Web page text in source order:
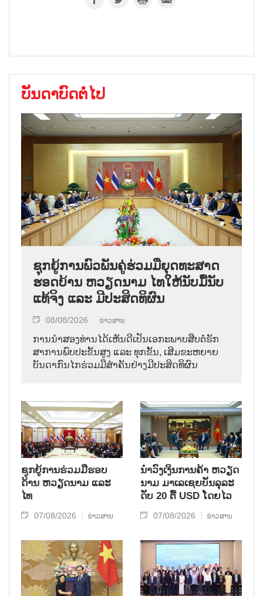
ບັນດາບົດຕໍ່ໄປ
ຊຸກ​ຍູ້​ການ​ພົວ​ພັນ​ຄູ່​ຮ່ວມ​ມື​ຍຸດ​ທະ​ສາດ​
ຮອດ​ບ້ານ ຫວຽດ​ນາມ ໄທ​ໃຫ້​ນັບ​ມື້​ນັບ​
ແທ້​ຈິງ ແລະ ມີ​ປະ​ສິດ​ທິ​ຜົນ
08/08/2026 ຂ່າວສານ
ການ​ນຳ​ສອງ​ທ່ານ​ໄດ້​ເຫັນ​ດີ​ເປັນ​ເອ​ກະ​ພາບ​ສືບ​ຕໍ່​ຮັກ​
ສາ​ການ​ພົບ​ປະ​ຂັ້ນ​ສູງ ແລະ ທຸກ​ຂັ້ນ, ເສີມ​ຂະ​ຫຍາຍ​
ບັນ​ດາ​ກົນ​ໄກ​ຮ່ວມ​ມື​ສຳ​ຄັນ​ຢ່າງ​ມີ​ປະ​ສິດ​ທິ​ຜົນ
ຊຸກຍູ້ການຮ່ວມມືຮອບ
ດ້ານ ຫວຽດນາມ ແລະ
ໄທ
07/08/2026 ຂ່າວສານ
ນຳ​ວົງ​ເງິນ​ການ​ຄ້າ ຫວຽດ​
ນາມ ມາ​ເລ​ເຊຍ​ບັນ​ລຸ​ລະ​
ດັບ 20 ຕື້ USD ໂດຍ​ໄວ
07/08/2026 ຂ່າວສານ